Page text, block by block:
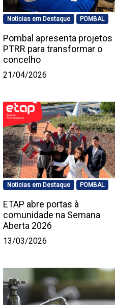
Noticias em Destaque POMBAL
Pombal apresenta projetos
PTRR para transformar o
concelho
21/04/2026
Noticias em Destaque POMBAL
ETAP abre portas à
comunidade na Semana
Aberta 2026
13/03/2026